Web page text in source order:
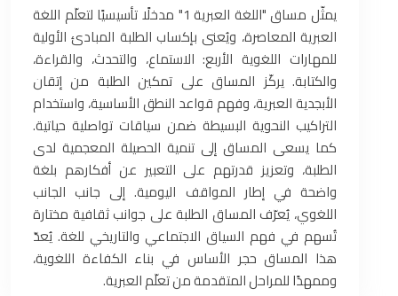
يمثّل مساق "اللغة العبرية 1" مدخلًا تأسيسيًا لتعلّم اللغة
العبرية المعاصرة، ويُعنى بإكساب الطلبة المبادئ الأولية
للمهارات اللغوية الأربع: الاستماع، والتحدث، والقراءة،
والكتابة. يركّز المساق على تمكين الطلبة من إتقان
الأبجدية العبرية، وفهم قواعد النطق الأساسية، واستخدام
التراكيب النحوية البسيطة ضمن سياقات تواصلية حياتية.
كما يسعى المساق إلى تنمية الحصيلة المعجمية لدى
الطلبة، وتعزيز قدرتهم على التعبير عن أفكارهم بلغة
واضحة في إطار المواقف اليومية. إلى جانب الجانب
اللغوي، يُعرّف المساق الطلبة على جوانب ثقافية مختارة
تُسهم في فهم السياق الاجتماعي والتاريخي للغة. يُعدّ
هذا المساق حجر الأساس في بناء الكفاءة اللغوية،
وممهدًا للمراحل المتقدمة من تعلّم العبرية.